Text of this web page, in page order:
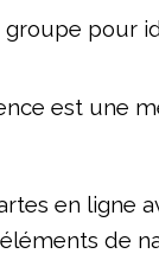
groupe pour
est une
en ligne
de